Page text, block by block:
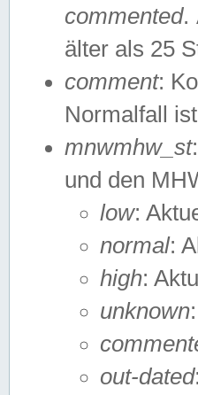
commented.
älter als 25
comment:
Normalfall
mnwmhw_st
und den
low:
normal:
high:
unknown
out-dated